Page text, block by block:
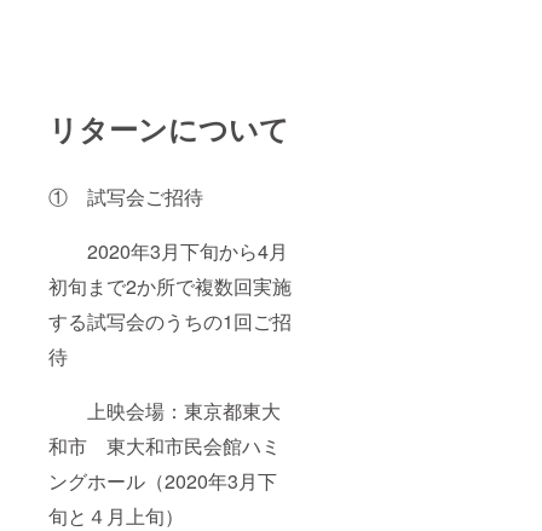
リターンについて
① 試写会ご招待
2020年3月下旬から4月
初旬まで2か所で複数回実施
する試写会のうちの1回ご招
待
上映会場：東京都東大
和市 東大和市民会館ハミ
ングホール（2020年3月下
旬と４月上旬）